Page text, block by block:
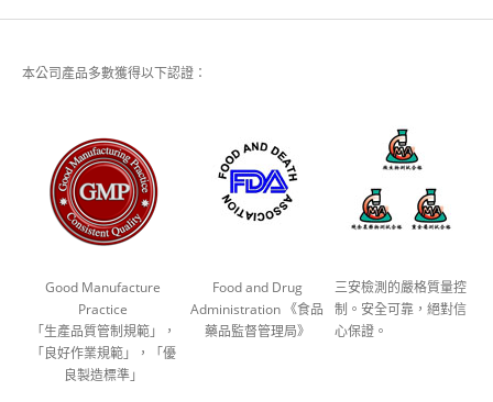
本公司產品多數獲得以下認證：
Good Manufacture
Practice
「生產品質管制規範」，
「良好作業規範」，「優
良製造標準」
Food and Drug
Administration 《食品
藥品監督管理局》
三安檢測的嚴格質量控
制。安全可靠，絕對信
心保證。